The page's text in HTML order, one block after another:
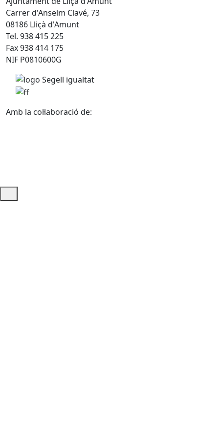
Carrer d'Anselm Clavé, 73
08186 Lliçà d'Amunt
Tel. 938 415 225
Fax 938 414 175
NIF P0810600G
Amb la col·laboració de: